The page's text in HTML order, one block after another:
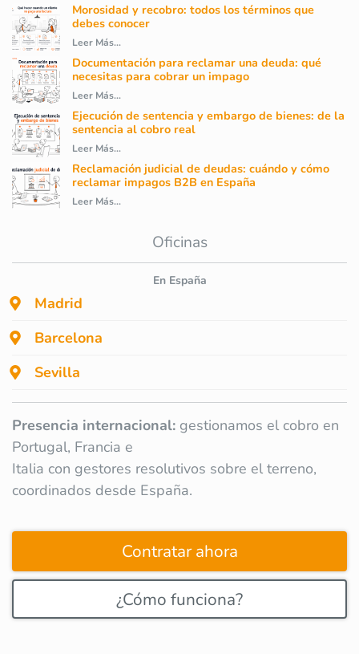
Morosidad y recobro: todos los términos que
debes conocer
Leer Más...
Documentación para reclamar una deuda: qué
necesitas para cobrar un impago
Leer Más...
Ejecución de sentencia y embargo de bienes: de la
sentencia al cobro real
Leer Más...
Reclamación judicial de deudas: cuándo y cómo
reclamar impagos B2B en España
Leer Más...
Oficinas
En España
Madrid
Barcelona
Sevilla
Presencia internacional: gestionamos el cobro en
Portugal, Francia e
Italia con gestores resolutivos sobre el terreno,
coordinados desde España.
Contratar ahora
¿Cómo funciona?